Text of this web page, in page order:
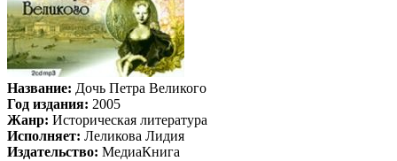
Название: Дочь Петра Великого
Год издания: 2005
Жанр: Историческая литература
Исполняет: Леликова Лидия
Издательство: МедиаКнига